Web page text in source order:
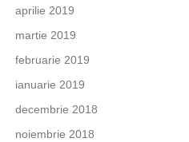
aprilie 2019
martie 2019
februarie 2019
ianuarie 2019
decembrie 2018
noiembrie 2018